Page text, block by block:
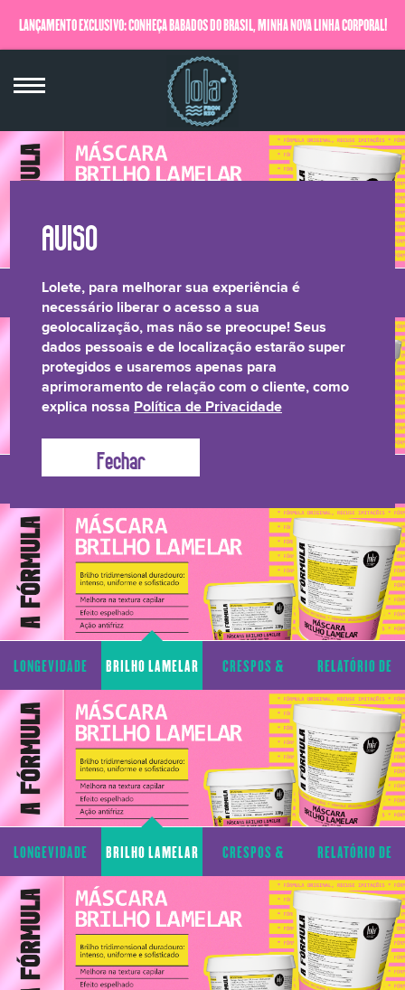
LANÇAMENTO EXCLUSIVO: CONHEÇA BABADOS DO BRASIL, MINHA NOVA LINHA CORPORAL!
QUERO SABER MAIS
LONGEVIDADE
CAPILAR
BRILHO LAMELAR CRESPOS &
CACHOS TRANSPARÊNCIA
LONGEVIDADE
CAPILAR
BRILHO LAMELAR
CACHOS TRANSPARÊNCIA
LONGEVIDADE
CAPILAR
BRILHO LAMELAR CRESPOS &
CACHOS
RELATÓRIO DE
TRANSPARÊNCIA
LONGEVIDADE
CAPILAR
BRILHO LAMELAR CRESPOS &
CACHOS
RELATÓRIO DE
TRANSPARÊNCIA
Lolete, para melhorar sua experiência é
necessário liberar o acesso a sua
geolocalização, mas não se preocupe! Seus
dados pessoais e de localização estarão super
protegidos e usaremos apenas para
aprimoramento de relação com o cliente, como
explica nossa Política de Privacidade